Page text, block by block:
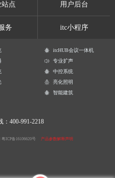
站点 用户后台
务 itc小程序
itcHUB会议一体机
专业扩声
中控系统
亮化照明
智能建筑
：400-991-2218
粤ICP备16106620号 产品参数解释声明